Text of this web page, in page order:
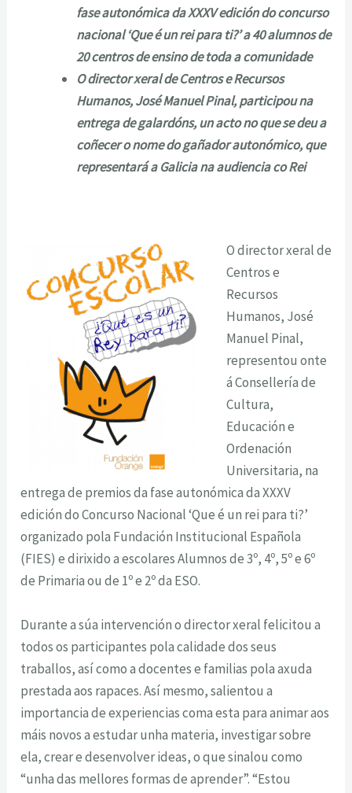
fase autonómica da XXXV edición do concurso
nacional ‘Que é un rei para ti?’ a 40 alumnos de
20 centros de ensino de toda a comunidade
O director xeral de Centros e Recursos
Humanos, José Manuel Pinal, participou na
entrega de galardóns, un acto no que se deu a
coñecer o nome do gañador autonómico, que
representará a Galicia na audiencia co Rei
O director xeral de
Centros e
Recursos
Humanos, José
Manuel Pinal,
representou onte
á Consellería de
Cultura,
Educación e
Ordenación
Universitaria, na
entrega de premios da fase autonómica da XXXV
edición do Concurso Nacional ‘Que é un rei para ti?’
organizado pola Fundación Institucional Española
(FIES) e dirixido a escolares Alumnos de 3º, 4º, 5º e 6º
de Primaria ou de 1º e 2º da ESO.
Durante a súa intervención o director xeral felicitou a
todos os participantes pola calidade dos seus
traballos, así como a docentes e familias pola axuda
prestada aos rapaces. Así mesmo, salientou a
importancia de experiencias coma esta para animar aos
máis novos a estudar unha materia, investigar sobre
ela, crear e desenvolver ideas, o que sinalou como
“unha das mellores formas de aprender”. “Estou